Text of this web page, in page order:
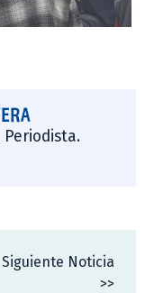
Siguiente Noticia
>>